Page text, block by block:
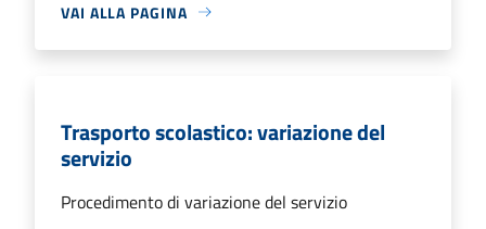
VAI ALLA PAGINA
Trasporto scolastico: variazione del
servizio
Procedimento di variazione del servizio